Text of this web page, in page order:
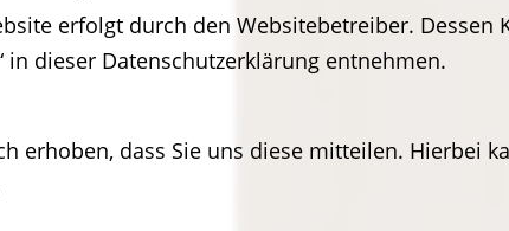
erfolgt durch den Websitebetreiber. Dessen
in dieser Datenschutzerklärung entnehmen.
erhoben, dass Sie uns diese mitteilen. Hierbei